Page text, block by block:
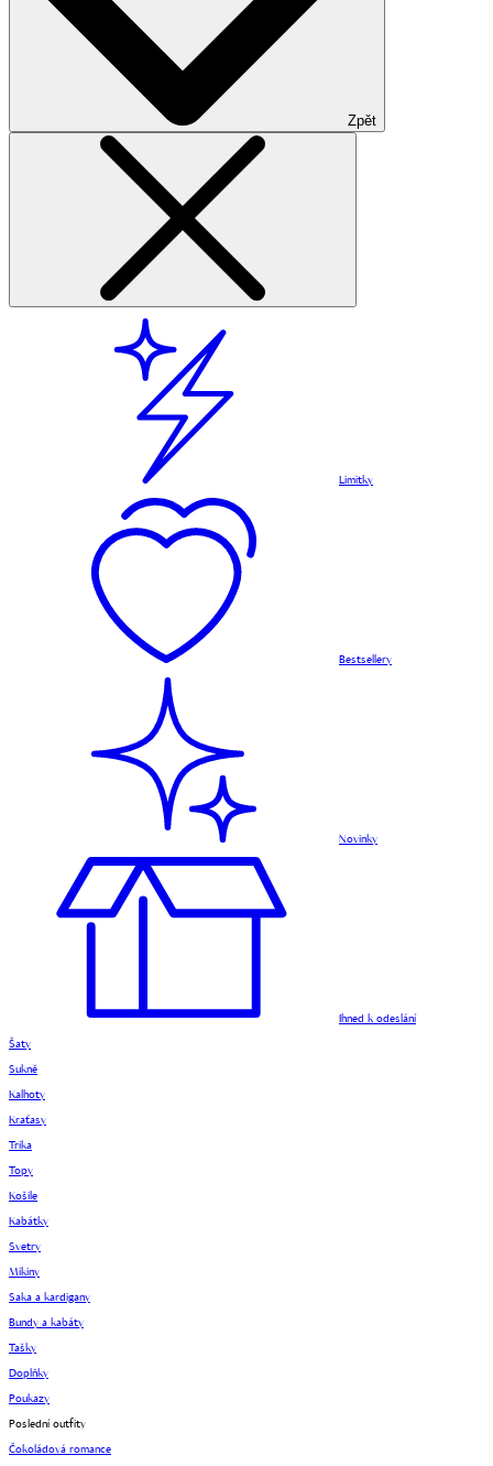
Zpět
Limitky
Bestsellery
Novinky
Ihned k odeslání
Šaty
Sukně
Kalhoty
Kraťasy
Trika
Topy
Košile
Kabátky
Svetry
Mikiny
Saka a kardigany
Bundy a kabáty
Tašky
Doplňky
Poukazy
Poslední outfity
Čokoládová romance